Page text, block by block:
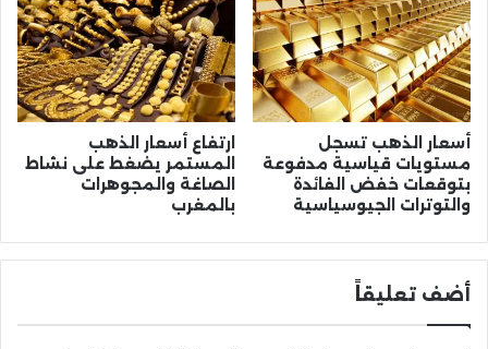
أسعار الذهب تسجل
مستويات قياسية مدفوعة
بتوقعات خفض الفائدة
والتوترات الجيوسياسية
ارتفاع أسعار الذهب
المستمر يضغط على نشاط
الصاغة والمجوهرات
بالمغرب
أضف تعليقاً